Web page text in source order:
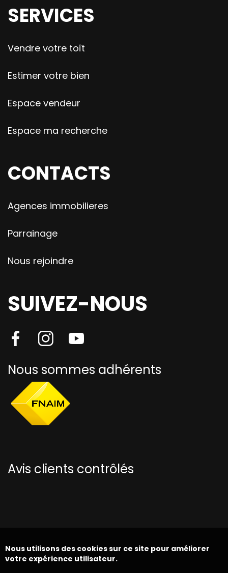
SERVICES
Vendre votre toît
Estimer votre bien
Espace vendeur
Espace ma recherche
CONTACTS
Agences immobilieres
Parrainage
Nous rejoindre
SUIVEZ-NOUS
Nous sommes adhérents
Avis clients contrôlés
Nous utilisons des cookies sur ce site pour améliorer
votre expérience utilisateur.